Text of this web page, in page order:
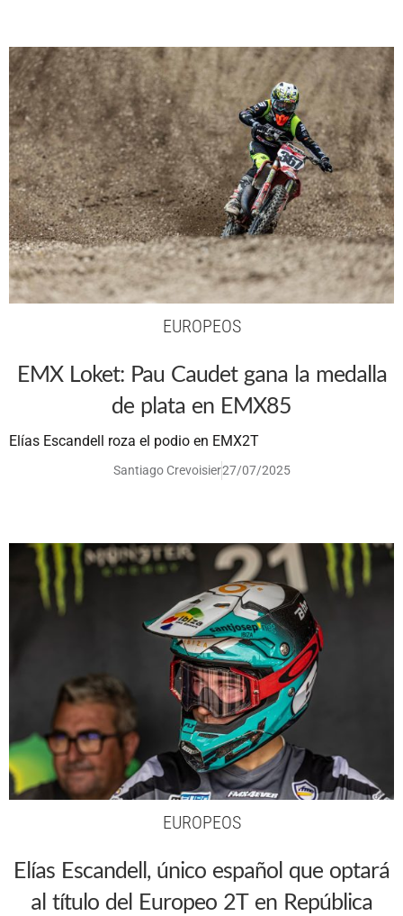
EUROPEOS
EMX Loket: Pau Caudet gana la medalla
de plata en EMX85
Elías Escandell roza el podio en EMX2T
Santiago Crevoisier27/07/2025
EUROPEOS
Elías Escandell, único español que optará
al título del Europeo 2T en República